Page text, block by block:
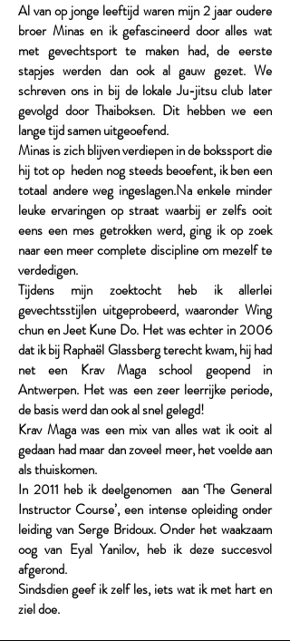
Al van op jonge leeftijd waren mijn 2 jaar oudere
broer Minas en ik gefascineerd door alles wat
met gevechtsport te maken had, de eerste
stapjes werden dan ook al gauw gezet. We
schreven ons in bij de lokale Ju-jitsu club later
gevolgd door Thaiboksen. Dit hebben we een
lange tijd samen uitgeoefend.
Minas is zich blijven verdiepen in de bokssport die
hij tot op heden nog steeds beoefent, ik ben een
totaal andere weg ingeslagen.Na enkele minder
leuke ervaringen op straat waarbij er zelfs ooit
eens een mes getrokken werd, ging ik op zoek
naar een meer complete discipline om mezelf te
verdedigen.
Tijdens mijn zoektocht heb ik allerlei
gevechtsstijlen uitgeprobeerd, waaronder Wing
chun en Jeet Kune Do. Het was echter in 2006
dat ik bij Raphaël Glassberg terecht kwam, hij had
net een Krav Maga school geopend in
Antwerpen. Het was een zeer leerrijke periode,
de basis werd dan ook al snel gelegd!
Krav Maga was een mix van alles wat ik ooit al
gedaan had maar dan zoveel meer, het voelde aan
als thuiskomen.
In 2011 heb ik deelgenomen aan ‘The General
Instructor Course’, een intense opleiding onder
leiding van Serge Bridoux. Onder het waakzaam
oog van Eyal Yanilov, heb ik deze succesvol
afgerond.
Sindsdien geef ik zelf les, iets wat ik met hart en
ziel doe.